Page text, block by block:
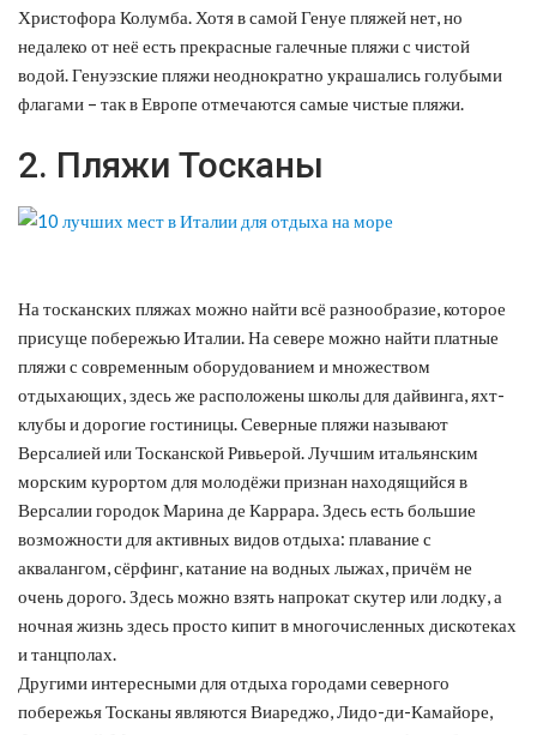
Христофора Колумба. Хотя в самой Генуе пляжей нет, но
недалеко от неё есть прекрасные галечные пляжи с чистой
водой. Генуэзские пляжи неоднократно украшались голубыми
флагами – так в Европе отмечаются самые чистые пляжи.
2. Пляжи Тосканы
На тосканских пляжах можно найти всё разнообразие, которое
присуще побережью Италии. На севере можно найти платные
пляжи с современным оборудованием и множеством
отдыхающих, здесь же расположены школы для дайвинга, яхт-
клубы и дорогие гостиницы. Северные пляжи называют
Версалией или Тосканской Ривьерой. Лучшим итальянским
морским курортом для молодёжи признан находящийся в
Версалии городок Марина де Каррара. Здесь есть большие
возможности для активных видов отдыха: плавание с
аквалангом, сёрфинг, катание на водных лыжах, причём не
очень дорого. Здесь можно взять напрокат скутер или лодку, а
ночная жизнь здесь просто кипит в многочисленных дискотеках
и танцполах.
Другими интересными для отдыха городами северного
побережья Тосканы являются Виареджо, Лидо-ди-Камайоре,